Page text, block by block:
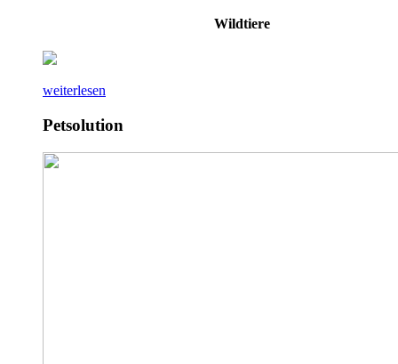
Wildtiere
weiterlesen
Petsolution